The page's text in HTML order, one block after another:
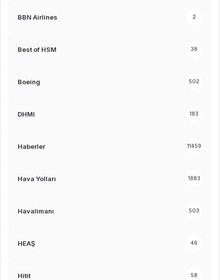
BBN Airlines 2
Best of HSM 38
Boeing 502
DHMI 183
Haberler 11459
Hava Yolları 1883
Havalimanı 503
HEAŞ 46
Hitit 58